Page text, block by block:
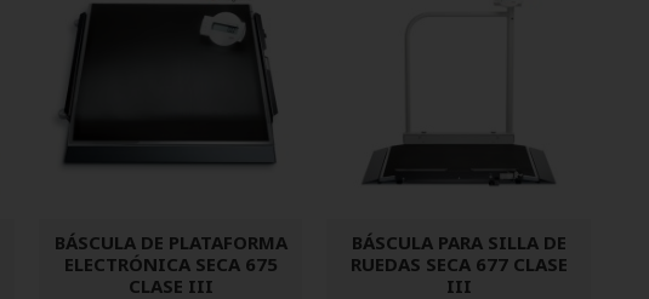
BÁSCULA DE PLATAFORMA
ELECTRÓNICA SECA 675
CLASE III
BÁSCULA PARA SILLA DE
RUEDAS SECA 677 CLASE
III